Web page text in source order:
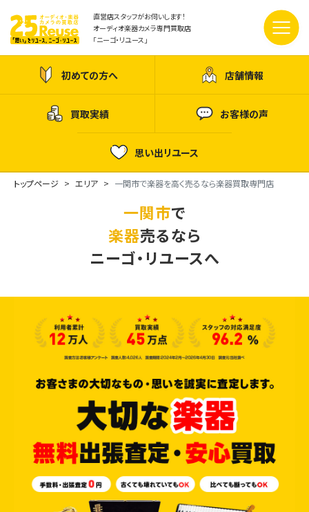
直営店スタッフがお伺いします！
オーディオ楽器カメラ専門買取店
「ニーゴ・リユース」
初めての方へ 店舗情報
買取実績 お客様の声
思い出リユース
トップページ エリア 一関市で楽器を高く売るなら楽器買取専門店
一関市で
楽器売るなら
ニーゴ・リユースへ